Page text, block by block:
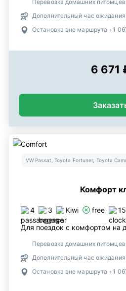
Перевозка домашних
Дополнительный час
Остановка вне маршрута +1
6 671
VW Passat, Toyota Fortuner, Toyota
Комфорт
4 3 Kiwi free
Для поездок с комфортом на
Перевозка домашних
Дополнительный час
Остановка вне маршрута +1